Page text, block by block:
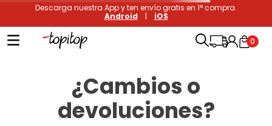
Descarga nuestra App y ten envío gratis en 1° compra.
Android | iOS
0
¿Cambios o
devoluciones?